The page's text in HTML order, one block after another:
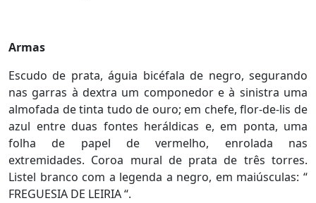
Armas
Escudo de prata, águia bicéfala de negro, segurando
nas garras à dextra um componedor e à sinistra uma
almofada de tinta tudo de ouro; em chefe, flor-de-lis de
azul entre duas fontes heráldicas e, em ponta, uma
folha de papel de vermelho, enrolada nas
extremidades. Coroa mural de prata de três torres.
Listel branco com a legenda a negro, em maiúsculas: “
FREGUESIA DE LEIRIA “.